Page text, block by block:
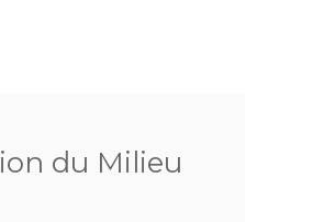
du Milieu